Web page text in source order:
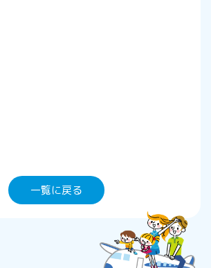
一覧に戻る